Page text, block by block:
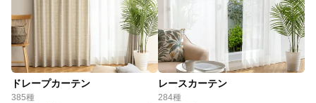
ドレープカーテン
385種
レースカーテン
284種